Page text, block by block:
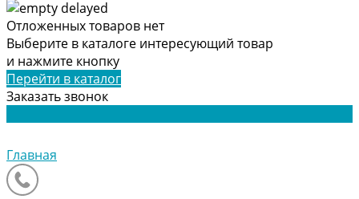
Отложенных товаров нет
Выберите в каталоге интересующий товар
и нажмите кнопку
Перейти в каталог
Заказать звонок
Главная